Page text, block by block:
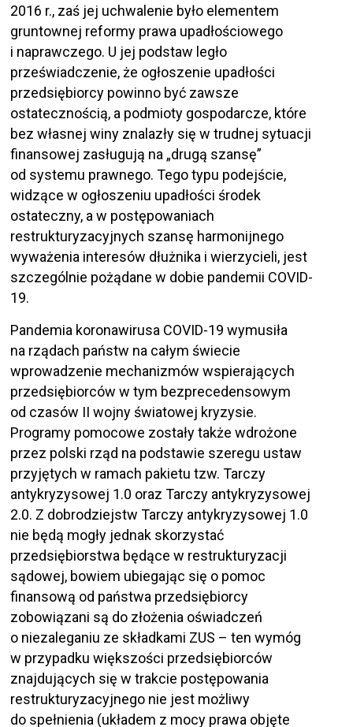
2016 r., zaś jej uchwalenie było elementem
gruntownej reformy prawa upadłościowego
i naprawczego. U jej podstaw legło
przeświadczenie, że ogłoszenie upadłości
przedsiębiorcy powinno być zawsze
ostatecznością, a podmioty gospodarcze, które
bez własnej winy znalazły się w trudnej sytuacji
finansowej zasługują na „drugą szansę”
od systemu prawnego. Tego typu podejście,
widzące w ogłoszeniu upadłości środek
ostateczny, a w postępowaniach
restrukturyzacyjnych szansę harmonijnego
wyważenia interesów dłużnika i wierzycieli, jest
szczególnie pożądane w dobie pandemii COVID-
19.
Pandemia koronawirusa COVID-19 wymusiła
na rządach państw na całym świecie
wprowadzenie mechanizmów wspierających
przedsiębiorców w tym bezprecedensowym
od czasów II wojny światowej kryzysie.
Programy pomocowe zostały także wdrożone
przez polski rząd na podstawie szeregu ustaw
przyjętych w ramach pakietu tzw. Tarczy
antykryzysowej 1.0 oraz Tarczy antykryzysowej
2.0. Z dobrodziejstw Tarczy antykryzysowej 1.0
nie będą mogły jednak skorzystać
przedsiębiorstwa będące w restrukturyzacji
sądowej, bowiem ubiegając się o pomoc
finansową od państwa przedsiębiorcy
zobowiązani są do złożenia oświadczeń
o niezaleganiu ze składkami ZUS – ten wymóg
w przypadku większości przedsiębiorców
znajdujących się w trakcie postępowania
restrukturyzacyjnego nie jest możliwy
do spełnienia (układem z mocy prawa objęte